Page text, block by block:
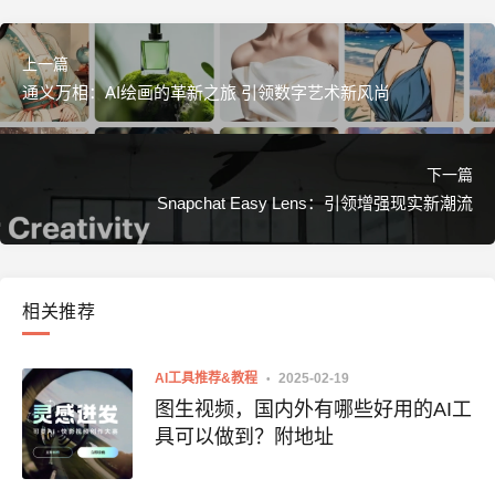
上一篇
通义万相：AI绘画的革新之旅 引领数字艺术新风尚
下一篇
Snapchat Easy Lens：引领增强现实新潮流
相关推荐
AI工具推荐&教程 2025-02-19
图生视频，国内外有哪些好用的AI工
具可以做到？附地址